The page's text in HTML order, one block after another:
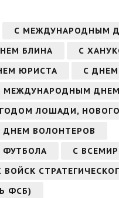
С МЕЖДУНАРОДНЫМ
БЛИНА С
ЮРИСТА
С
МЕЖДУНАРОДНЫМ
ЛОШАДИ,
ВОЛОНТЕРОВ
С
ФСБ)